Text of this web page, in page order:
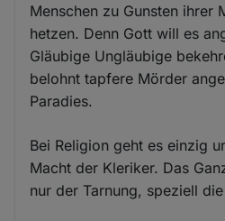
Menschen zu Gunsten ihrer
hetzen. Denn Gott will es
Gläubige Ungläubige
belohnt tapfere Mörder
Paradies.
Bei Religion geht es einzig
Macht der Kleriker. Das
nur der Tarnung, speziell